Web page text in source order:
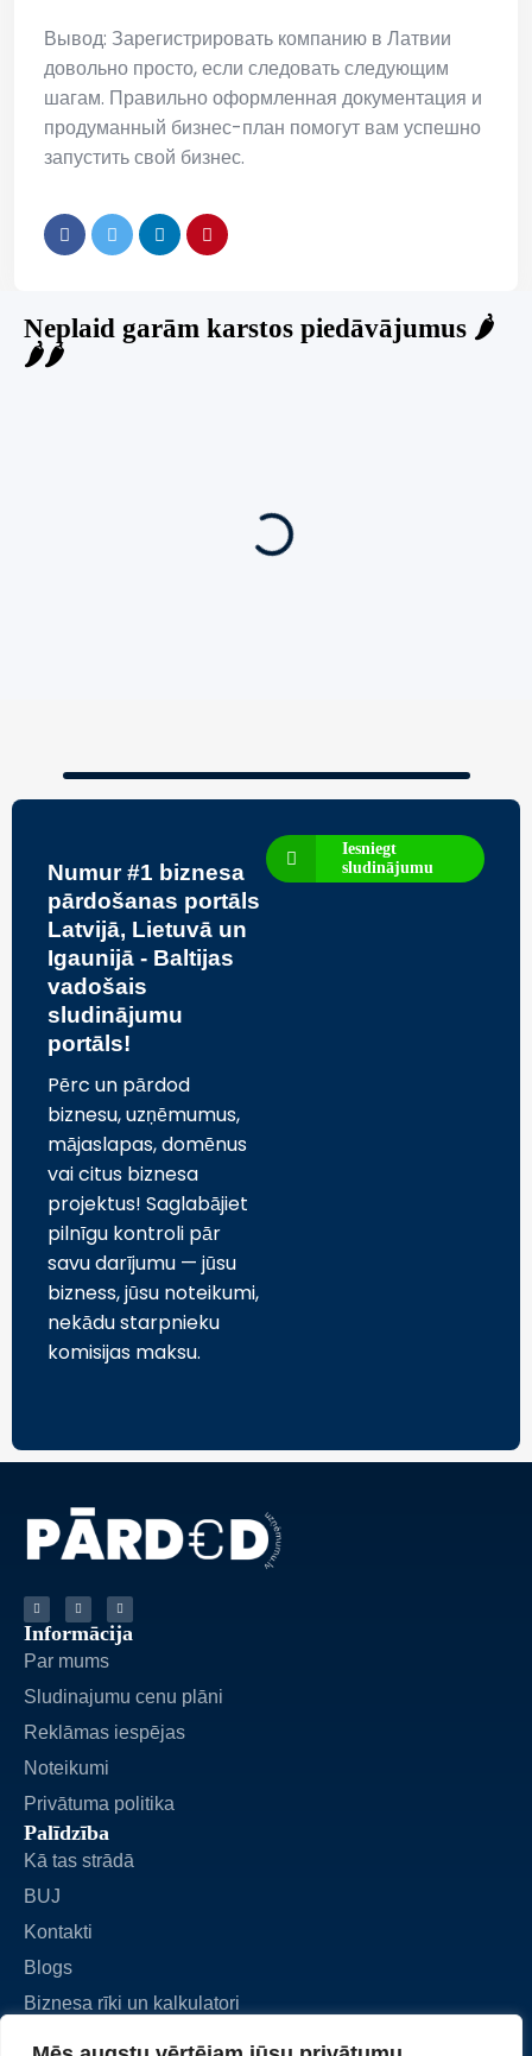
Вывод: Зарегистрировать компанию в Латвии
довольно просто, если следовать следующим
шагам. Правильно оформленная документация и
продуманный бизнес-план помогут вам успешно
запустить свой бизнес.
Neplaid garām karstos piedāvājumus 🌶️
🌶️🌶️
80 Ha Daudzfunkcionāls Investīciju Īpašums-
Zivju Audzētava, Brīvdienu Mājas, Briežu Dārzs
– Ievērojams Attīstības Potenciāls.
Numur #1 biznesa
pārdošanas portāls
Latvijā, Lietuvā un
Igaunijā - Baltijas
vadošais
sludinājumu
portāls!
Pērc un pārdod
biznesu, uzņēmumus,
mājaslapas, domēnus
vai citus biznesa
projektus! Saglabājiet
pilnīgu kontroli pār
savu darījumu — jūsu
bizness, jūsu noteikumi,
nekādu starpnieku
komisijas maksu.
Iesniegt
sludinājumu
Informācija
Par mums
Sludinajumu cenu plāni
Reklāmas iespējas
Noteikumi
Privātuma politika
Palīdzība
Kā tas strādā
BUJ
Kontakti
Blogs
Biznesa rīki un kalkulatori